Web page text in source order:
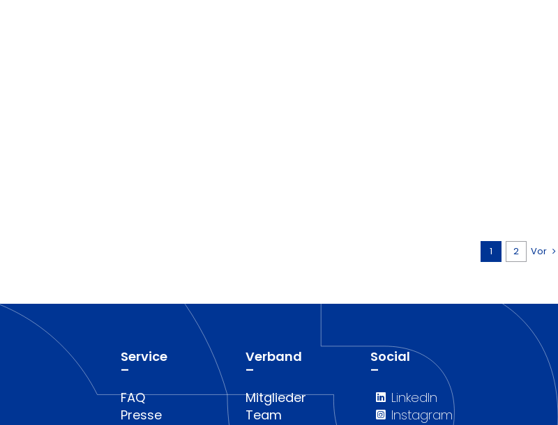
1 2 Vor
Service
–
FAQ
Presse
Verband
–
Mitglieder
Team
Social
–
LinkedIn
Instagram